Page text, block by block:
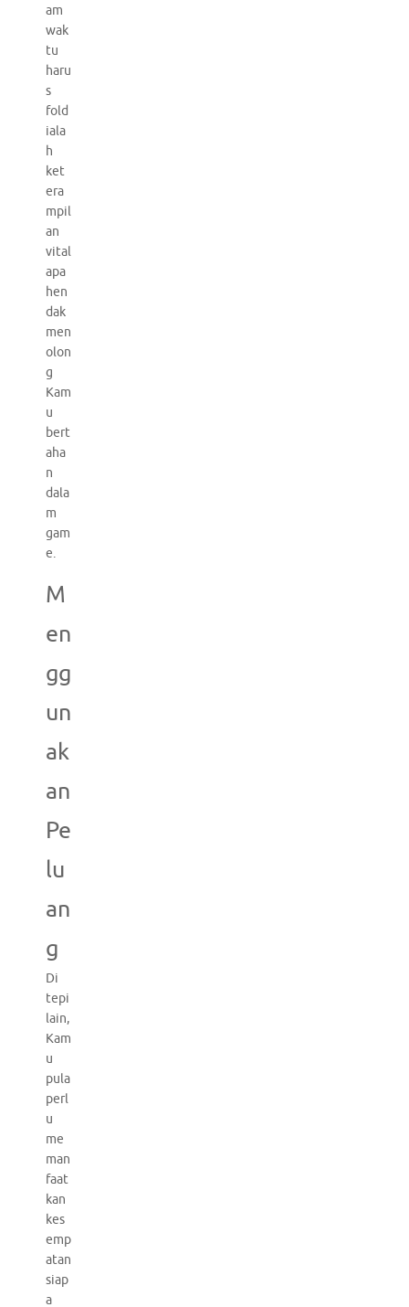
am
wak
tu
haru
s
fold
iala
h
ket
era
mpil
an
vital
apa
hen
dak
men
olon
g
Kam
u
bert
aha
n
dala
m
gam
e.
M
en
gg
un
ak
an
Pe
lu
an
g
Di
tepi
lain,
Kam
u
pula
perl
u
me
man
faat
kan
kes
emp
atan
siap
a